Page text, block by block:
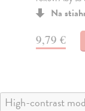
Na
11,99 €
High-contrast